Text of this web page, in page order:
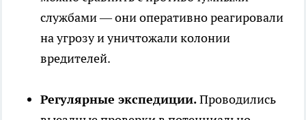
службами — они оперативно реагировали
на угрозу и уничтожали колонии
вредителей.
Регулярные экспедиции.Проводились